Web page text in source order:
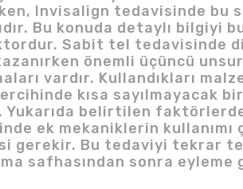
Invisalign tedavisinde bu
Bu konuda detaylı bilgiyi
Sabit tel tedavisinde
önemli üçüncü
vardır. Kullandıkları
kısa sayılmayacak
Yukarıda belirtilen
ek mekaniklerin
gerekir. Bu tedaviyi tekrar
safhasından sonra eyleme